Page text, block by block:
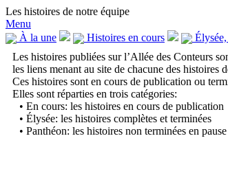
Les histoires de notre équipe
Menu
À la une
Histoires en cours
Les histoires publiées sur l’Allée des Conteurs
les liens menant au site de chacune des histoires
Ces histoires sont en cours de publication ou
Elles sont réparties en trois catégories:
• En cours: les histoires en cours de publication
• Élysée: les histoires complètes et terminées
• Panthéon: les histoires non terminées en